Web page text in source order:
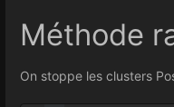
Méthode
On stoppe les clusters